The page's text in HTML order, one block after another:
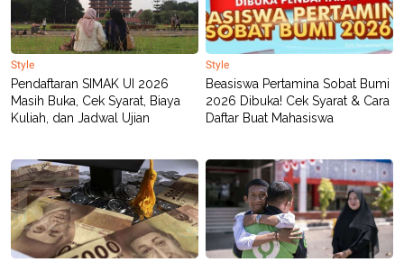
Style
Pendaftaran SIMAK UI 2026
Masih Buka, Cek Syarat, Biaya
Kuliah, dan Jadwal Ujian
Style
Beasiswa Pertamina Sobat Bumi
2026 Dibuka! Cek Syarat & Cara
Daftar Buat Mahasiswa